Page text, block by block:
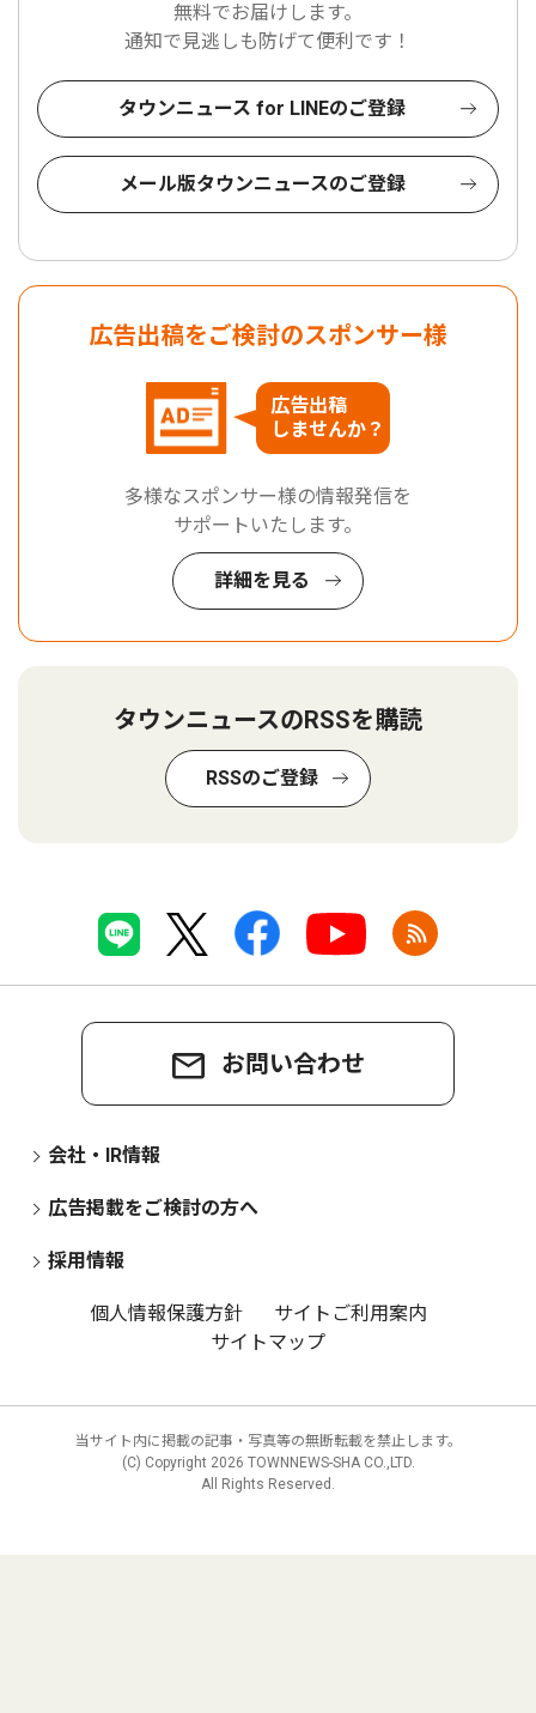
無料でお届けします。
通知で見逃しも防げて便利です！
タウンニュース for LINEのご登録
メール版タウンニュースのご登録
広告出稿をご検討のスポンサー様
広告出稿
しませんか？
多様なスポンサー様の情報発信を
サポートいたします。
詳細を見る
タウンニュースのRSSを購読
RSSのご登録
お問い合わせ
会社・IR情報
広告掲載をご検討の方へ
採用情報
個人情報保護方針
サイトご利用案内
サイトマップ
当サイト内に掲載の記事・写真等の無断転載を禁止します。
(C) Copyright 2026 TOWNNEWS-SHA CO.,LTD.
All Rights Reserved.